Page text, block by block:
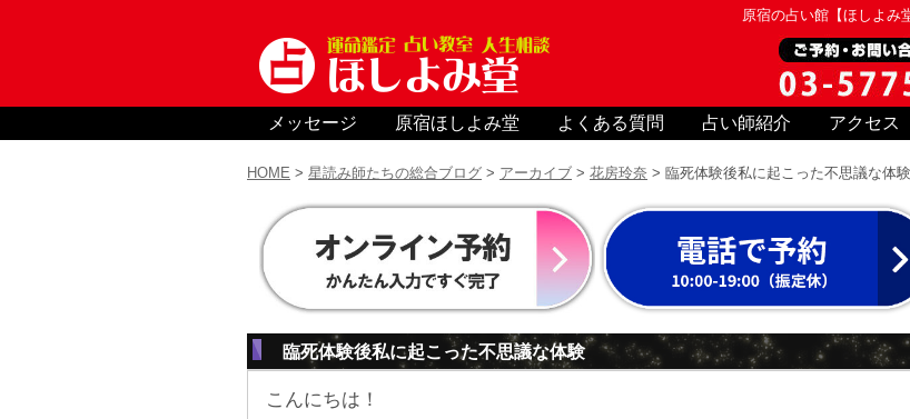
原宿の占い館【ほしよみ
メッセージ 原宿ほしよみ堂 よくある質問 占い師紹介 アクセス
HOME > 星読み師たちの総合ブログ > アーカイブ > 花房玲奈 > 臨死体験後私に起こった不思議な体験
臨死体験後私に起こった不思議な体験
こんにちは！